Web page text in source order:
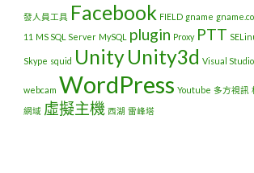
發人員工具 Facebook FIELD gname
11 MS SQL Server MySQL plugin Proxy PTT
Skype squid UnityUnity3d Visual Studio
webcam WordPress Youtube 多方視訊
網域 虛擬主機 西湖 雷峰塔